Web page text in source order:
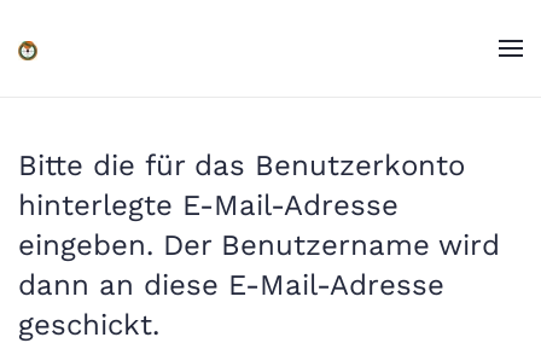
Bitte die für das Benutzerkonto
hinterlegte E-Mail-Adresse
eingeben. Der Benutzername wird
dann an diese E-Mail-Adresse
geschickt.